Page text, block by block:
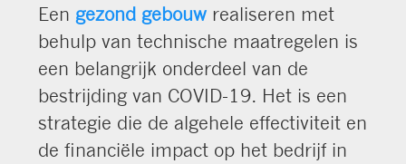
Een gezond gebouw realiseren met
behulp van technische maatregelen is
een belangrijk onderdeel van de
bestrijding van COVID-19. Het is een
strategie die de algehele effectiviteit en
de financiële impact op het bedrijf in